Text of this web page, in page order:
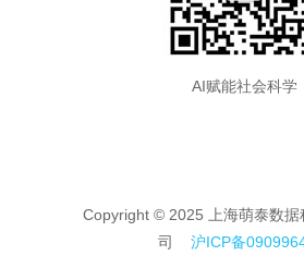
AI赋能社会科学
Copyright © 2025 上海萌泰数据
司 沪ICP备